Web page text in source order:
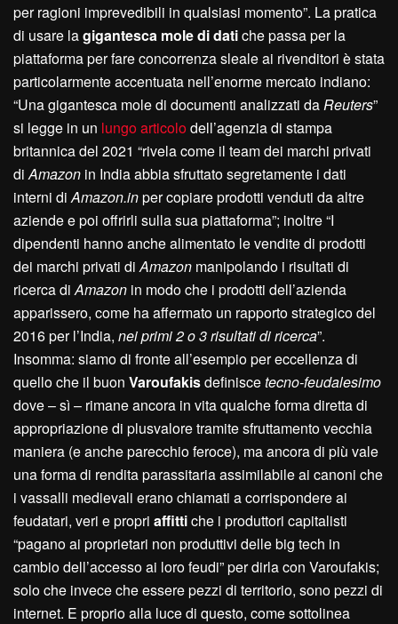
per ragioni imprevedibili in qualsiasi momento”. La pratica
di usare lagigantesca mole di datiche passa per la
piattaforma per fare concorrenza sleale ai rivenditori è stata
particolarmente accentuata nell’enorme mercato indiano:
“Una gigantesca mole di documenti analizzati daReuters”
si legge in un lungo articolodell’agenzia di stampa
britannica del 2021 “rivela come il team dei marchi privati
diAmazon in India abbia sfruttato segretamente i dati
interni diAmazon.inper copiare prodotti venduti da altre
aziende e poi offrirli sulla sua piattaforma”; inoltre “I
dipendenti hanno anche alimentato le vendite di prodotti
dei marchi privati diAmazon manipolando i risultati di
ricerca diAmazon in modo che i prodotti dell’azienda
apparissero, come ha affermato un rapporto strategico del
2016 per l’India, nei primi 2 o 3 risultati di ricerca”.
Insomma: siamo di fronte all’esempio per eccellenza di
quello che il buon Varoufakisdefiniscetecno-feudalesimo
dove – sì – rimane ancora in vita qualche forma diretta di
appropriazione di plusvalore tramite sfruttamento vecchia
maniera (e anche parecchio feroce), ma ancora di più vale
una forma di rendita parassitaria assimilabile ai canoni che
i vassalli medievali erano chiamati a corrispondere ai
feudatari, veri e propri affittiche i produttori capitalisti
“pagano ai proprietari non produttivi delle big tech in
cambio dell’accesso ai loro feudi” per dirla con Varoufakis;
solo che invece che essere pezzi di territorio, sono pezzi di
internet. E proprio alla luce di questo, come sottolinea